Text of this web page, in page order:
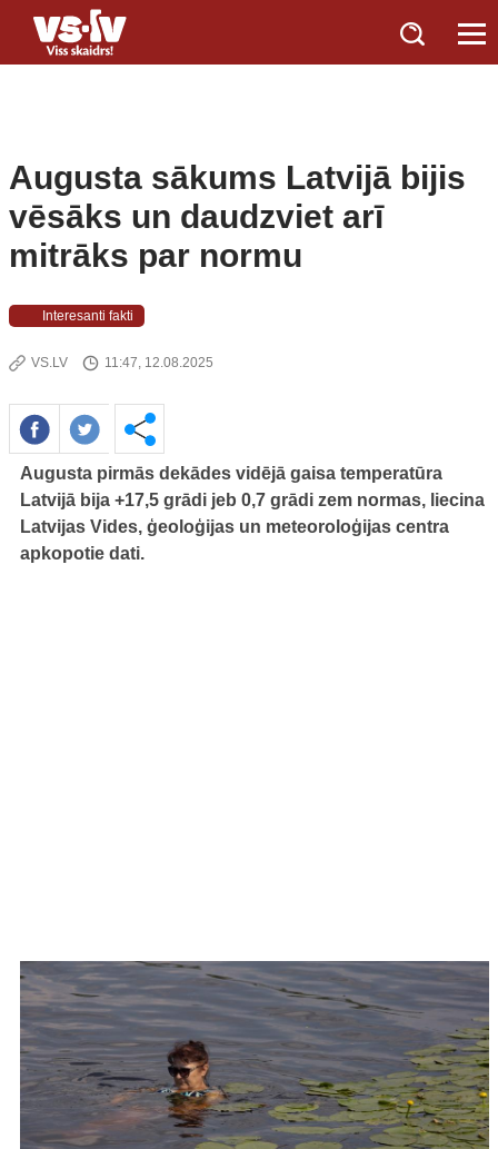
Augusta sākums Latvijā bijis
vēsāks un daudzviet arī
mitrāks par normu
Interesanti fakti
VS.LV 11:47, 12.08.2025
Augusta pirmās dekādes vidējā gaisa temperatūra
Latvijā bija +17,5 grādi jeb 0,7 grādi zem normas, liecina
Latvijas Vides, ģeoloģijas un meteoroloģijas centra
apkopotie dati.